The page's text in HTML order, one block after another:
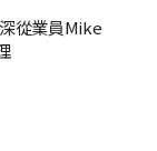
從業員Mike